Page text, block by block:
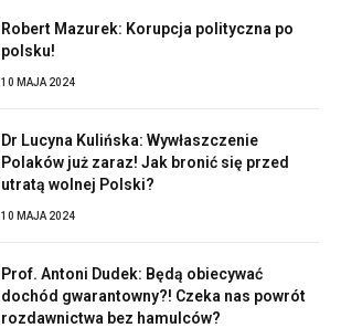
Robert Mazurek: Korupcja polityczna po
polsku!
10 MAJA 2024
Dr Lucyna Kulińska: Wywłaszczenie
Polaków już zaraz! Jak bronić się przed
utratą wolnej Polski?
10 MAJA 2024
Prof. Antoni Dudek: Będą obiecywać
dochód gwarantowny?! Czeka nas powrót
rozdawnictwa bez hamulców?